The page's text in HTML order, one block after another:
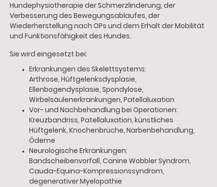
Hundephysiotherapie derSchmerzlinderung, der
Verbesserung des Bewegungsablaufes, der
Wiederherstellung nach OPs und dem Erhalt der Mobilität
und Funktionsfähigkeit des Hundes.
Sie wird eingesetzt bei:
Erkrankungen des Skelettsystems:
Arthrose, Hüftgelenksdysplasie,
Ellenbogendysplasie, Spondylose,
Wirbelsäulenerkrankungen, Patellaluxation
Vor- und Nachbehandlung bei Operationen:
Kreuzbandriss, Patellaluxation, künstliches
Hüftgelenk, Knochenbrüche, Narbenbehandlung,
Ödeme
Neurologische Erkrankungen:
Bandscheibenvorfall, Canine Wobbler Syndrom,
Cauda-Equina-Kompressionssyndrom,
degenerativer Myelopathie